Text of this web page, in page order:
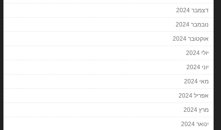
דצמבר 2024
נובמבר 2024
אוקטובר 2024
יולי 2024
יוני 2024
מאי 2024
אפריל 2024
מרץ 2024
ינואר 2024